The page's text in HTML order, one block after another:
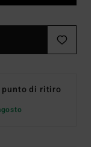
punto di ritiro